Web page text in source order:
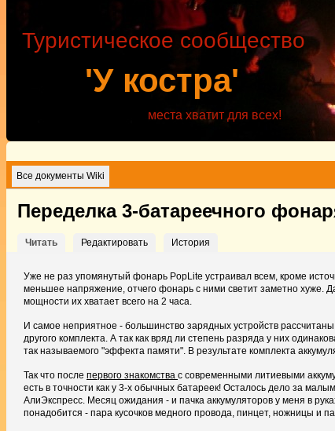
'У костра'
Туристическое сообщество
места хватит для всех!
Все документы Wiki
Переделка 3-батареечного
Читать Редактировать История
Уже не раз упомянутый фонарь PopLite устраивал всем, кроме
меньшее напряжение, отчего фонарь с ними светит заметно хуже.
мощности их хватает всего на 2 часа.
И самое неприятное - большинство зарядных устройств
другого комплекта. А так как вряд ли степень разряда у них
так называемого "эффекта памяти". В результате комплекта
Так что после первого знакомства с современными литиевыми
есть в точности как у 3-х обычных батареек! Осталось дело за
АлиЭкспресс. Месяц ожидания - и пачка аккумуляторов у меня в
понадобится - пара кусочков медного провода, пинцет, ножницы и